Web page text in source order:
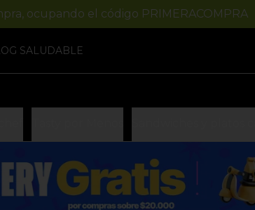
ocupando el código PRIMERACOMPRA
SALUDABLE